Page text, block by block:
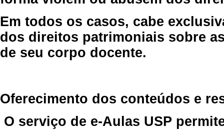
Em todos os casos, cabe
dos direitos patrimoniais sobre
de seu corpo docente.
Oferecimento dos conteúdos e
O serviço de e-Aulas USP